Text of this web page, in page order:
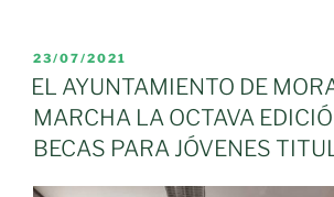
en
marcha
un
programa
de
PUBLICADO
EL
23/07/2021
EL AYUNTAMIENTO DE
MARCHA LA OCTAVA
BECAS PARA JÓVENES